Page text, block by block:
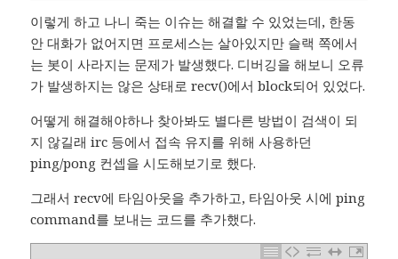
이렇게 하고 나니 죽는 이슈는 해결할 수 있었는데, 한동
안 대화가 없어지면 프로세스는 살아있지만 슬랙 쪽에서
는 봇이 사라지는 문제가 발생했다. 디버깅을 해보니 오류
가 발생하지는 않은 상태로 recv()에서 block되어 있었다.
어떻게 해결해야하나 찾아봐도 별다른 방법이 검색이 되
지 않길래 irc 등에서 접속 유지를 위해 사용하던
ping/pong 컨셉을 시도해보기로 했다.
그래서 recv에 타임아웃을 추가하고, 타임아웃 시에 ping
command를 보내는 코드를 추가했다.